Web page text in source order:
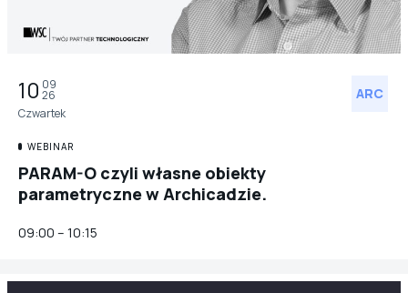
10 09
26
Czwartek
ARC
WEBINAR
PARAM-O czyli własne obiekty
parametryczne w Archicadzie.
09:00 – 10:15